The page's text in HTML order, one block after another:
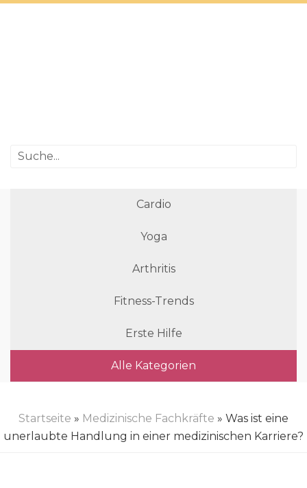
Cardio
Yoga
Arthritis
Fitness-Trends
Erste Hilfe
Alle Kategorien
Startseite » Medizinische Fachkräfte » Was ist eine
unerlaubte Handlung in einer medizinischen Karriere?